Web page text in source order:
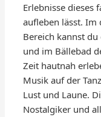
Erlebnisse dieses
aufleben lässt. Im
Bereich kannst
und im Bällebad
Zeit hautnah
Musik auf der
Lust und Laune.
Nostalgiker und